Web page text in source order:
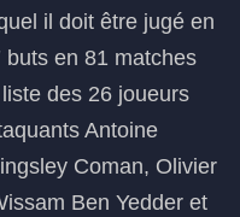
il doit être jugé en
en 81 matches
des 26 joueurs
Antoine
Coman, Olivier
Ben Yedder et